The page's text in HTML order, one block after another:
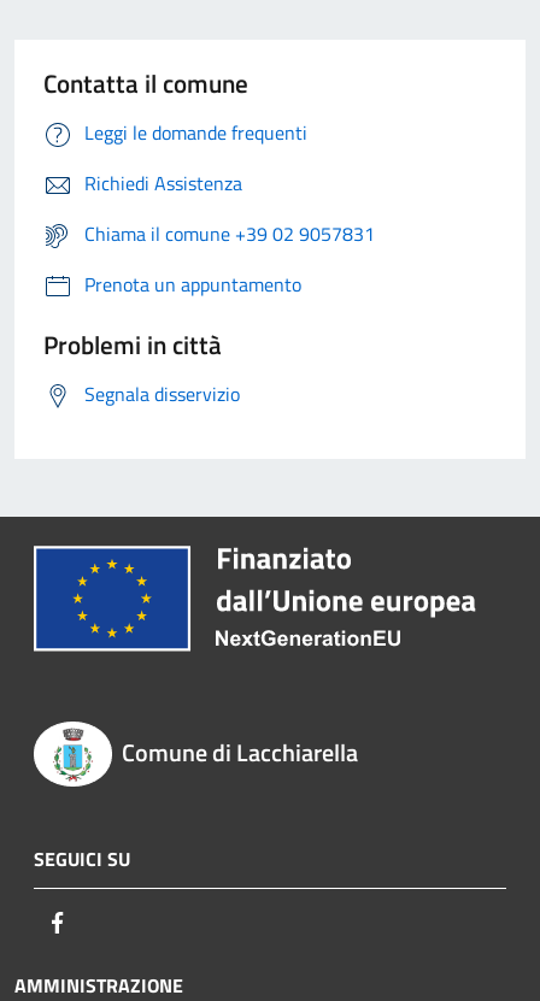
Contatta il comune
Leggi le domande frequenti
Richiedi Assistenza
Chiama il comune +39 02 9057831
Prenota un appuntamento
Problemi in città
Segnala disservizio
Comune di Lacchiarella
SEGUICI SU
AMMINISTRAZIONE